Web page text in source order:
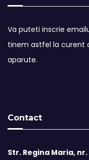
Va puteti inscrie
tinem astfel la curent
aparute.
Contact
Str. Regina Maria, nr.